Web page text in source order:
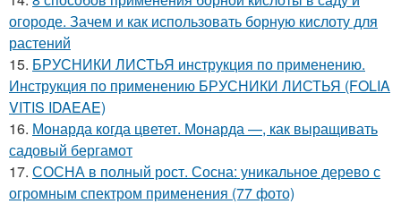
огороде. Зачем и как использовать борную кислоту для
растений
15. БРУСНИКИ ЛИСТЬЯ инструкция по применению.
Инструкция по применению БРУСНИКИ ЛИСТЬЯ (FOLIA
VITIS IDAEAE)
16. Монарда когда цветет. Монарда —, как выращивать
садовый бергамот
17. СОСНА в полный рост. Сосна: уникальное дерево с
огромным спектром применения (77 фото)